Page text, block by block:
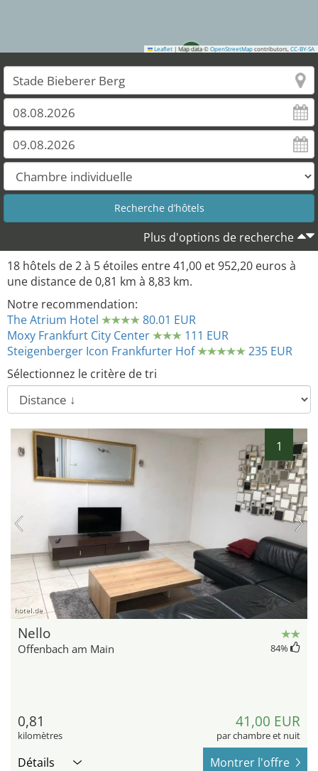
2
Leaflet | Map data © OpenStreetMap contributors, CC-BY-SA
Plus d'options de recherche
18 hôtels de2à 5 étoiles entre41,00 et952,20 euros à
une distance de0,81 km à 8,83 km.
Notre recommendation:
The Atrium Hotel
80.01 EUR
Moxy Frankfurt City Center
111 EUR
Steigenberger Icon Frankfurter Hof
235 EUR
Sélectionnez le critère de tri
1
hotel.de
Nello
Offenbach am Main 84%
0,81
kilomètres
41,00 EUR
par chambre et nuit
Détails Montrer l'offre